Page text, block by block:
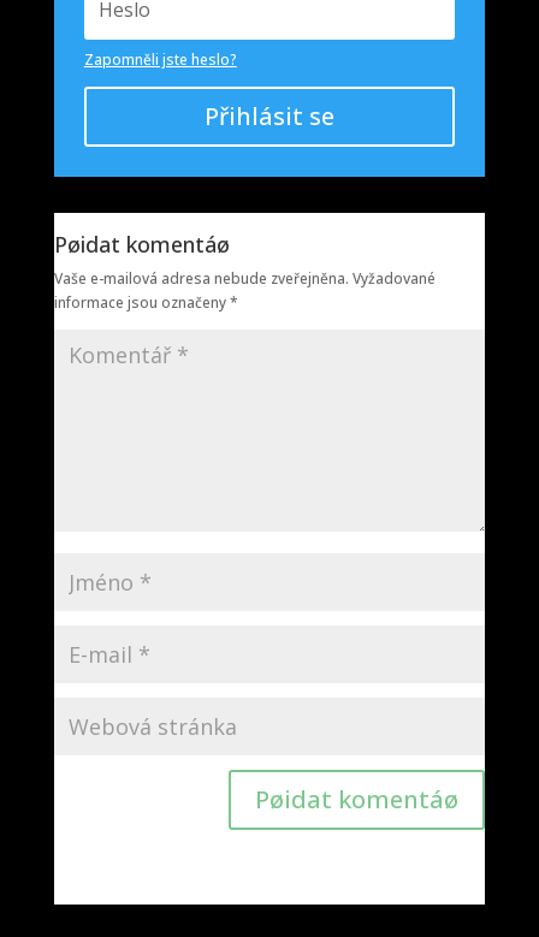
Zapomněli jste heslo?
Přihlásit se
Pøidat komentáø
Vaše e-mailová adresa nebude zveřejněna. Vyžadované
informace jsou označeny*
Pøidat komentáø